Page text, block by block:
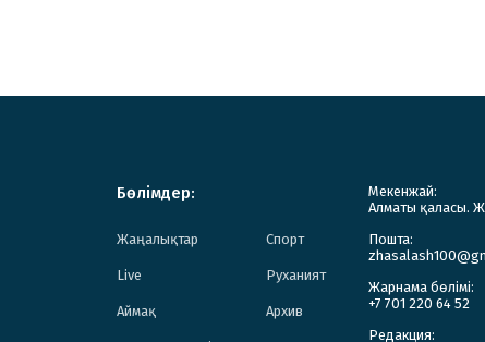
Бөлімдер:
Жаңалықтар Спорт
Live Руханият
Аймақ Архив
Мекенжай:
Алматы қаласы.
Пошта:
Жарнама бөлімі:
+7 701 220 64 52
Редакция: